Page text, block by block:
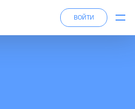
ВОЙТИ